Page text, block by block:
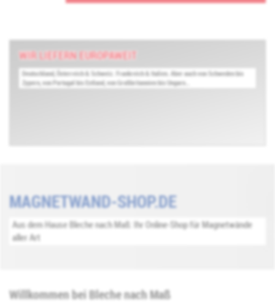
WIR LIEFERN EUROPAWEIT
Deutschland, Österreich & Schweiz. Frankreich & Italien. Aber auch von Schweden bis
Zypern, von Portugal bis Estland, von Großbritannien bis Ungarn…
MAGNETWAND-SHOP.DE
Aus dem Hause Bleche nach Maß: Ihr Online-Shop für Magnetwände
aller Art
Willkommen bei Bleche nach Maß